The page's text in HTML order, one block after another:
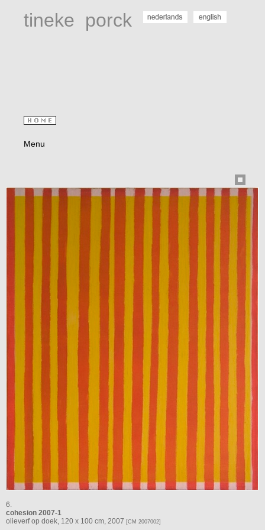
tineke porck
Menu
6.
cohesion 2007-1
olieverf op doek, 120 x 100 cm, 2007 [CM 2007002]